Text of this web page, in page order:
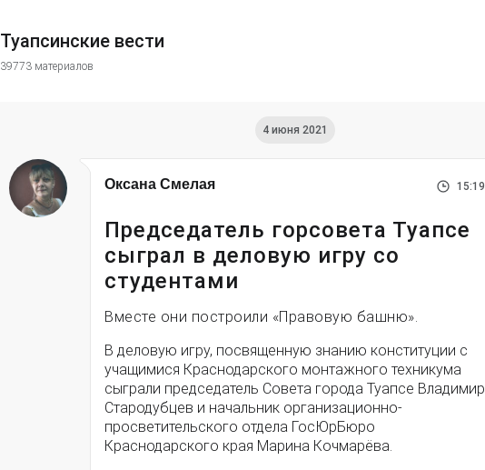
Туапсинские вести
39773 материалов
4 июня 2021
Оксана Смелая 15:19
Председатель горсовета Туапсе
сыграл в деловую игру со
студентами
Вместе они построили «Правовую башню».
В деловую игру, посвященную знанию конституции с
учащимися Краснодарского монтажного техникума
сыграли председатель Совета города Туапсе Владимир
Стародубцев и начальник организационно-
просветительского отдела ГосЮрБюро
Краснодарского края Марина Кочмарёва.